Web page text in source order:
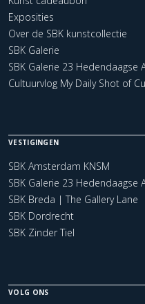
Exposities
Over de SBK kunstcollectie
SBK Galerie
SBK Galerie 23 Hedendaagse
Cultuurvlog My Daily Shot of
VESTIGINGEN
SBK Amsterdam KNSM
SBK Galerie 23 Hedendaagse
SBK Breda | The Gallery Lane
SBK Dordrecht
SBK Zinder Tiel
VOLG ONS